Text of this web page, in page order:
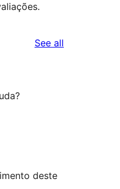
See all
deste